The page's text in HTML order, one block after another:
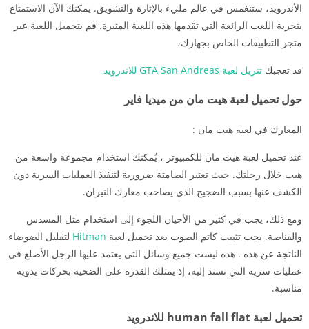
الأندرويد، ستنغمس في عالم مليء بالإثارة والتشويق. يمكنك الآن الاستمتاع
بتجربة اللعب الرائعة التي تقدمها هذه اللعبة المثيرة. قم بتحميل اللعبة عبر
متجر التطبيقات الخاص بجهازك،
قد تعجبك تنزيل لعبة GTA San Andreas للاندرويد
حول تحميل لعبة هيت مان من ميديا فاير
المعارك في لعبه هيت مان :
عند تحميل لعبة هيت مان للكمبيوتر ، يُمكنك استخدام مجموعة واسعة من
هيت خلال رحلتك. حيث تعتبر الصامتة ضرورية لتنفيذ العمليات السرية دون
الكشف عنها بسبب الضجيج الذي يصاحب معارك النيران.
ومع ذلك، يجب في كثير من الأحيان اللجوء إلى استخدام مثل المسدس
والقناصة. يجب تثبيت كاتم الصوت بعد تحميل لعبة Hitman لتقليل الضوضاء
الناتجة عن هذه . هذه ليست جميع وسائل التي يعتمد عليها الرجل الأصلع في
عمليات سريه التي تسند إليه، إذ يمتلك القدرة على الضحية بحركات يدوية
مناسبة.
تحميل لعبة human fall flat للاندرويد